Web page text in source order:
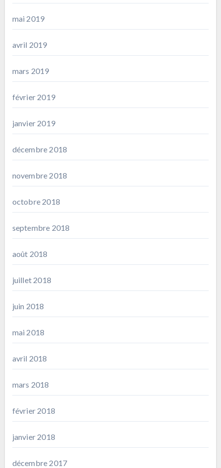
mai 2019
avril 2019
mars 2019
février 2019
janvier 2019
décembre 2018
novembre 2018
octobre 2018
septembre 2018
août 2018
juillet 2018
juin 2018
mai 2018
avril 2018
mars 2018
février 2018
janvier 2018
décembre 2017